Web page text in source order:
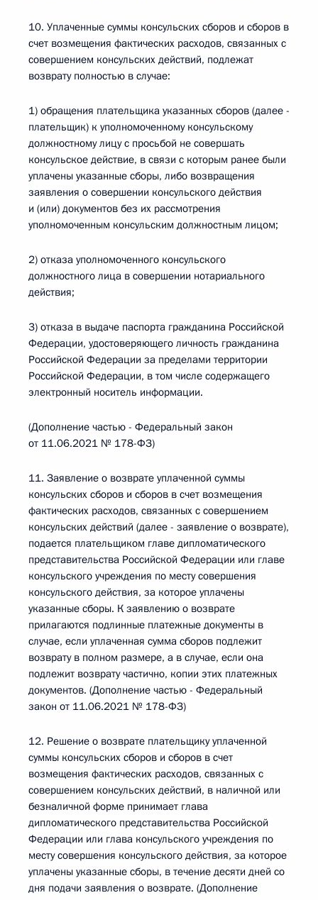
10. Уплаченные суммы консульских сборов и сборов в
счет возмещения фактических расходов, связанных с
совершением консульских действий, подлежат
возврату полностью в случае:
1) обращения плательщика указанных сборов (далее -
плательщик) к уполномоченному консульскому
должностному лицу с просьбой не совершать
консульское действие, в связи с которым ранее были
уплачены указанные сборы, либо возвращения
заявления о совершении консульского действия
и (или) документов без их рассмотрения
уполномоченным консульским должностным лицом;
2) отказа уполномоченного консульского
должностного лица в совершении нотариального
действия;
3) отказа в выдаче паспорта гражданина Российской
Федерации, удостоверяющего личность гражданина
Российской Федерации за пределами территории
Российской Федерации, в том числе содержащего
электронный носитель информации.
(Дополнение частью - Федеральный закон
от 11.06.2021 № 178-ФЗ)
11. Заявление о возврате уплаченной суммы
консульских сборов и сборов в счет возмещения
фактических расходов, связанных с совершением
консульских действий (далее - заявление о возврате),
подается плательщиком главе дипломатического
представительства Российской Федерации или главе
консульского учреждения по месту совершения
консульского действия, за которое уплачены
указанные сборы. К заявлению о возврате
прилагаются подлинные платежные документы в
случае, если уплаченная сумма сборов подлежит
возврату в полном размере, а в случае, если она
подлежит возврату частично, копии этих платежных
документов. (Дополнение частью - Федеральный
закон от 11.06.2021 № 178-ФЗ)
12. Решение о возврате плательщику уплаченной
суммы консульских сборов и сборов в счет
возмещения фактических расходов, связанных с
совершением консульских действий, в наличной или
безналичной форме принимает глава
дипломатического представительства Российской
Федерации или глава консульского учреждения по
месту совершения консульского действия, за которое
уплачены указанные сборы, в течение десяти дней со
дня подачи заявления о возврате. (Дополнение